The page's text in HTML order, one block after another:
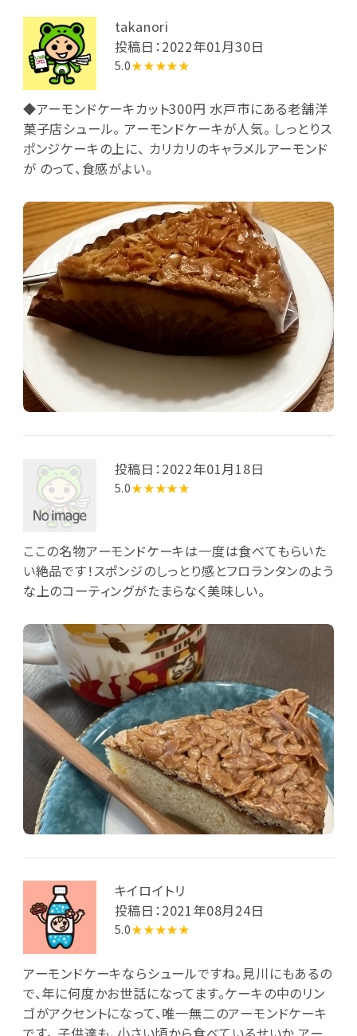
takanori
投稿日：2022年01月30日
5.0★★★★★
◆アーモンドケーキカット300円 水戸市にある老舗洋
菓子店シュール。 アーモンドケーキが人気。 しっとりス
ポンジケーキの上に、 カリカリのキャラメルアーモンド
が のって、食感がよい。
投稿日：2022年01月18日
5.0★★★★★
ここの名物アーモンドケーキは一度は食べてもらいた
い絶品です！スポンジのしっとり感とフロランタンのよう
な上のコーティングがたまらなく美味しい。
キイロイトリ
投稿日：2021年08月24日
5.0★★★★★
アーモンドケーキならシュールですね。見川にもあるの
で、年に何度かお世話になってます。ケーキの中のリン
ゴがアクセントになって、唯一無二のアーモンドケーキ